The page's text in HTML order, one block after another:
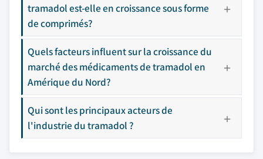
tramadol est-elle en croissance sous forme
de comprimés?
Quels facteurs influent sur la croissance du
marché des médicaments de tramadol en
Amérique du Nord?
Qui sont les principaux acteurs de
l'industrie du tramadol ?